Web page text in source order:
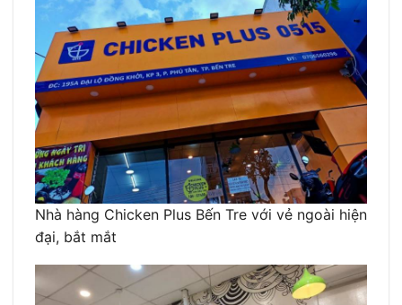
Nhà hàng Chicken Plus Bến Tre với vẻ ngoài hiện
đại, bắt mắt